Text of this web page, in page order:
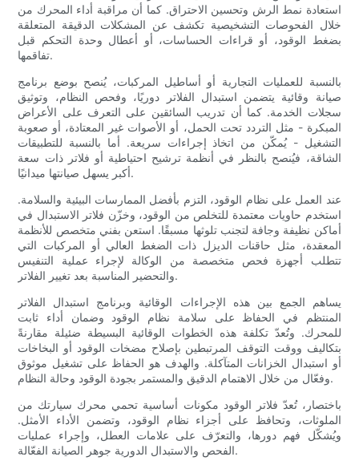
استعادة نمط الرش وتحسين الاحتراق. كما أن مراقبة أداء المحرك من
خلال الفحوصات التشخيصية تكشف عن المشكلات الدقيقة المتعلقة
بضغط الوقود، أو قراءات الحساسات، أو أعطال وحدة التحكم قبل
تفاقمها.
بالنسبة للعمليات التجارية أو أساطيل المركبات، يُنصح بوضع برنامج
صيانة وقائية يتضمن استبدال الفلاتر دوريًا، وفحص النظام، وتوثيق
سجلات الخدمة. كما أن تدريب السائقين على التعرف على الأعراض
المبكرة - مثل التردد تحت الحمل، أو الأصوات غير المعتادة، أو صعوبة
التشغيل - يُمكّن من اتخاذ إجراءات سريعة. أما بالنسبة للتطبيقات
الشاقة، فيُنصح بالنظر في أنظمة ترشيح احتياطية أو فلاتر ذات سعة
أكبر يسهل صيانتها ميدانيًا.
عند العمل على نظام الوقود، التزم بأفضل الممارسات البيئية والسلامة.
استخدم حاويات معتمدة للتخلص من الوقود، وخزّن فلاتر الاستبدال في
أماكن نظيفة وجافة لتجنب تلوثها مسبقًا. استعن بفني متخصص للأنظمة
المعقدة، مثل حاقنات الديزل ذات الضغط العالي أو المركبات التي
تتطلب أجهزة فحص متخصصة من الوكالة لإجراء عملية التنفيس
والتحضير المناسبة بعد تغيير الفلاتر.
يساهم الجمع بين هذه الإجراءات الوقائية وبرنامج استبدال الفلاتر
المنتظم في الحفاظ على سلامة نظام الوقود وضمان أداء ثابت
للمحرك. وتُعدّ تكلفة هذه الخطوات الوقائية البسيطة ضئيلة مقارنةً
بتكاليف ووقت التوقف المرتبطين بإصلاح مضخات الوقود أو البخاخات
أو استبدال الخزانات المتآكلة. والهدف هو الحفاظ على تشغيل موثوق
وفعّال من خلال الاهتمام الدقيق والمستمر بجودة الوقود وحالة النظام.
باختصار، تُعدّ فلاتر الوقود مكونات أساسية تحمي محرك سيارتك من
الملوثات، وتحافظ على أجزاء نظام الوقود، وتضمن الأداء الأمثل.
ويُشكّل فهم دورها، والتعرّف على علامات العطل، وإجراء عمليات
الفحص والاستبدال الدورية جوهر الصيانة الفعّالة.